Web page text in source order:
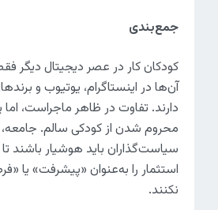
جمع‌بندی
کودکان کار در عصر دیجیتال دیگر
آن‌ها در اینستاگرام، یوتیوب و
دارند. تفاوت در ظاهر ماجراست،
محروم شدن از کودکی سالم. جامعه،
سیاست‌گذاران باید هوشیار باشند
استثمار را به‌عنوان «پیشرفت» یا
نکنند.